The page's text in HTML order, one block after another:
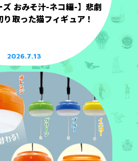
ズ おみそ汁-ネコ編-】悲劇
取った猫フィギュア！
2026.7.13